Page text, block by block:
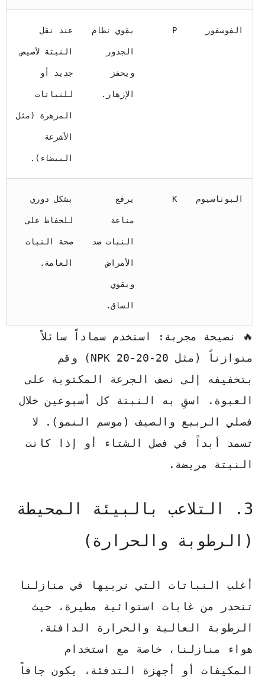
الفوسفور P يقوي نظام
الجذور
ويحفز
الإزهار.
عند نقل
النبتة لأصيص
جديد أو
للنباتات
المزهرة (مثل
الأشرعة
البيضاء).
البوتاسيوم K يرفع
مناعة
النبات ضد
الأمراض
ويقوي
الساق.
بشكل دوري
للحفاظ على
صحة النبات
العامة.
🔥 نصيحة مجربة:
استخدم سماداً سائلاً
متوازناً (مثل 20-20-20 NPK) وقم
بتخفيفه إلى نصف الجرعة المكتوبة على
العبوة. اسقِ به النبتة كل أسبوعين خلال
فصلي الربيع والصيف (موسم النمو). لا
تسمد أبداً في فصل الشتاء أو إذا كانت
النبتة مريضة.
3. التلاعب بالبيئة المحيطة
(الرطوبة والحرارة)
أغلب النباتات التي نربيها في منازلنا
تنحدر من غابات استوائية مطيرة، حيث
الرطوبة العالية والحرارة الدافئة.
هواء منازلنا، خاصة مع استخدام
المكيفات أو أجهزة التدفئة، يكون جافاً